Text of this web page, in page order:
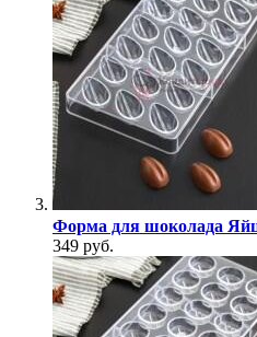
Форма для шоколада
349 руб.